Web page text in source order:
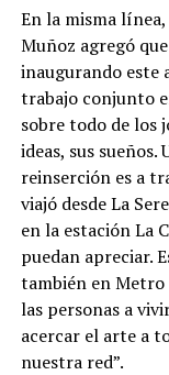
En la misma
Muñoz agregó
inaugurando este
trabajo conjunto
sobre todo de los
ideas, sus
reinserción es a
viajó desde La
en la estación La
puedan apreciar.
también en Metro
las personas a
acercar el arte a
nuestra red”.